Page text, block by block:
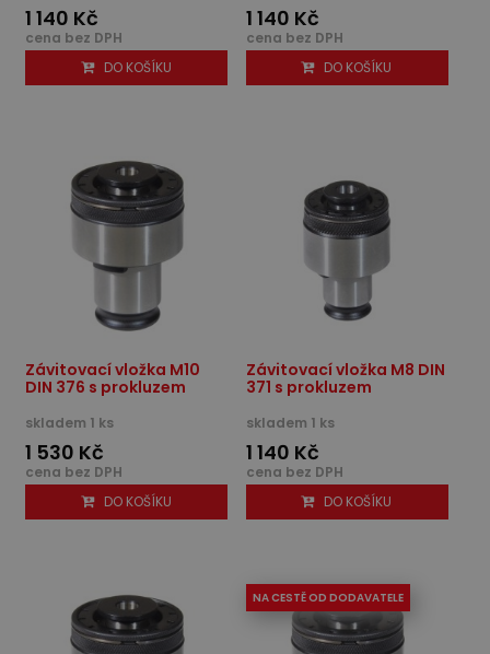
1 140 Kč
cena bez DPH
DO KOŠÍKU
1 140 Kč
cena bez DPH
DO KOŠÍKU
Závitovací vložka M10
DIN 376 s prokluzem
skladem 1 ks
1 530 Kč
cena bez DPH
DO KOŠÍKU
Závitovací vložka M8 DIN
371 s prokluzem
skladem 1 ks
1 140 Kč
cena bez DPH
DO KOŠÍKU
NA CESTĚ OD DODAVATELE